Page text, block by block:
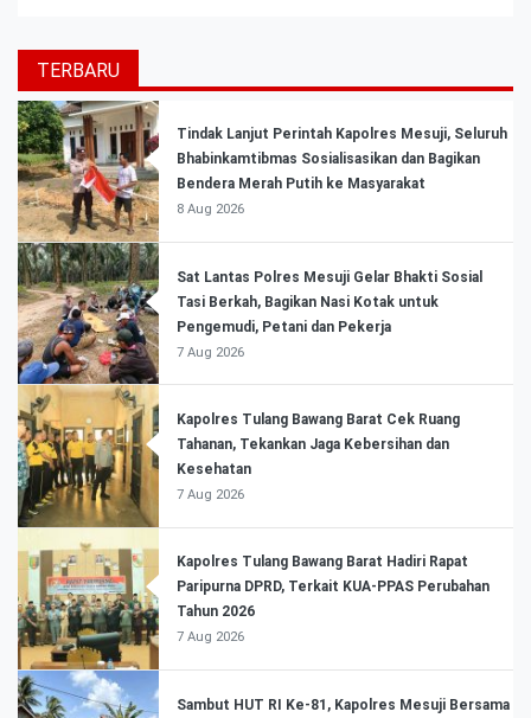
TERBARU
Tindak Lanjut Perintah Kapolres Mesuji, Seluruh
Bhabinkamtibmas Sosialisasikan dan Bagikan
Bendera Merah Putih ke Masyarakat
8 Aug 2026
Sat Lantas Polres Mesuji Gelar Bhakti Sosial
Tasi Berkah, Bagikan Nasi Kotak untuk
Pengemudi, Petani dan Pekerja
7 Aug 2026
Kapolres Tulang Bawang Barat Cek Ruang
Tahanan, Tekankan Jaga Kebersihan dan
Kesehatan
7 Aug 2026
Kapolres Tulang Bawang Barat Hadiri Rapat
Paripurna DPRD, Terkait KUA-PPAS Perubahan
Tahun 2026
7 Aug 2026
Sambut HUT RI Ke-81, Kapolres Mesuji Bersama